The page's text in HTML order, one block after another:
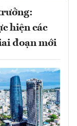
hiện các
đoạn mới